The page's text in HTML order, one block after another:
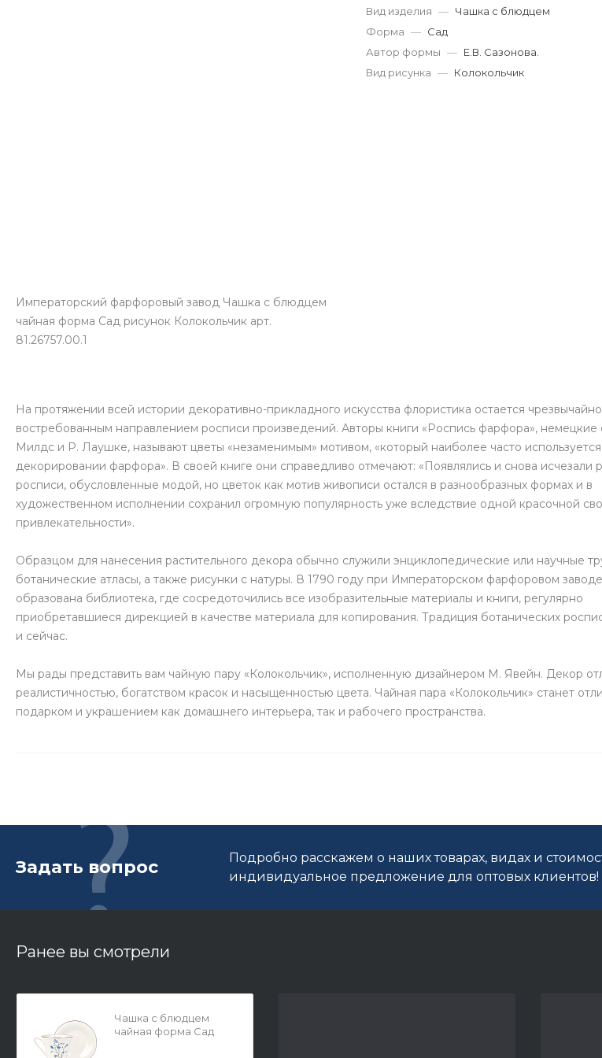
Императорский фарфоровый завод Чашка с блюдцем
чайная форма Сад рисунок Колокольчик арт.
81.26757.00.1
Вид изделия — Чашка с блюдцем
Форма — Сад
Автор формы — Е.В. Сазонова.
Вид рисунка — Колокольчик
На протяжении всей истории декоративно-прикладного искусства флористика остается
востребованным направлением росписи произведений. Авторы книги «Роспись фарфора»,
Милдс и Р. Лаушке, называют цветы «незаменимым» мотивом, «который наиболее часто
декорировании фарфора». В своей книге они справедливо отмечают: «Появлялись и снова исчезали
росписи, обусловленные модой, но цветок как мотив живописи остался в разнообразных формах и в
художественном исполнении сохранил огромную популярность уже вследствие одной красочной
привлекательности».
Образцом для нанесения растительного декора обычно служили энциклопедические или научные
ботанические атласы, а также рисунки с натуры. В 1790 году при Императорском фарфоровом
образована библиотека, где сосредоточились все изобразительные материалы и книги, регулярно
приобретавшиеся дирекцией в качестве материала для копирования. Традиция ботанических
и сейчас.
Мы рады представить вам чайную пару «Колокольчик», исполненную дизайнером М. Явейн. Декор
реалистичностью, богатством красок и насыщенностью цвета. Чайная пара «Колокольчик» станет
подарком и украшением как домашнего интерьера, так и рабочего пространства.
Задать вопрос
Подробно расскажем о наших товарах, видах и
индивидуальное предложение для оптовых клиентов!
Ранее вы смотрели
Чашка с блюдцем
чайная форма Сад